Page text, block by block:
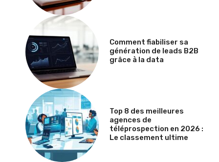
Comment fiabiliser sa
génération de leads B2B
grâce à la data
Top 8 des meilleures
agences de
téléprospection en 2026 :
Le classement ultime